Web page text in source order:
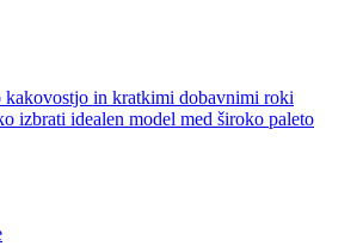
kakovostjo in kratkimi dobavnimi roki
izbrati idealen model med široko paleto